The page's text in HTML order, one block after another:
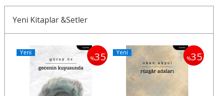
Yeni Kitaplar &Setler
%35
Yeni
%35
Yeni